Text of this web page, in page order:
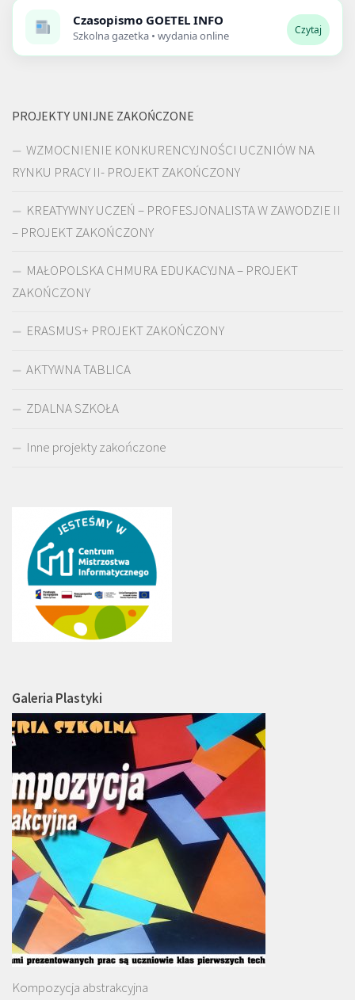
Czasopismo GOETEL INFO
Szkolna gazetka • wydania online Czytaj
PROJEKTY UNIJNE ZAKOŃCZONE
WZMOCNIENIE KONKURENCYJNOŚCI UCZNIÓW NA
RYNKU PRACY II- PROJEKT ZAKOŃCZONY
KREATYWNY UCZEŃ – PROFESJONALISTA W ZAWODZIE II
– PROJEKT ZAKOŃCZONY
MAŁOPOLSKA CHMURA EDUKACYJNA – PROJEKT
ZAKOŃCZONY
ERASMUS+ PROJEKT ZAKOŃCZONY
AKTYWNA TABLICA
ZDALNA SZKOŁA
Inne projekty zakończone
Galeria Plastyki
Kompozycja abstrakcyjna